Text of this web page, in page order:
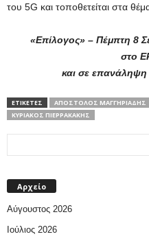
του 5G και τοποθετείται στα
«Επίλογος» – Πέμπτη 8
στο
και σε
ΕΤΙΚΕΤΕΣ ΑΠΌΣΤΟΛΟΣ ΜΑΓΓΗΡΙΆΔΗΣ
ΚΥΡΙΆΚΟΣ ΠΙΕΡΡΑΚΆΚΗΣ
Αρχείο
Αύγουστος 2026
Ιούλιος 2026